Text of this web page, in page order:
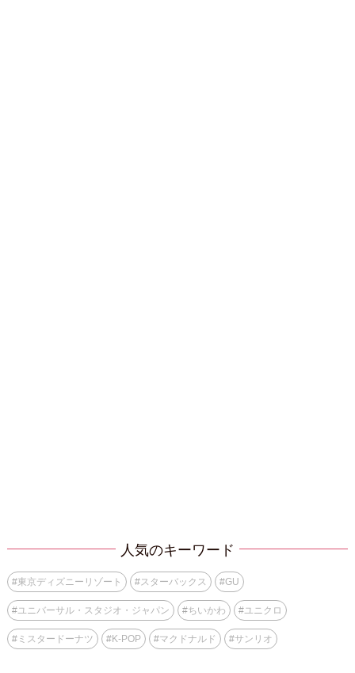
人気のキーワード
#東京ディズニーリゾート #スターバックス #GU
#ユニバーサル・スタジオ・ジャパン #ちいかわ #ユニクロ
#ミスタードーナツ #K-POP #マクドナルド #サンリオ